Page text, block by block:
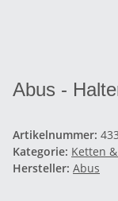
Abus -
Artikelnummer:
Kategorie: Ketten
Hersteller: Abus